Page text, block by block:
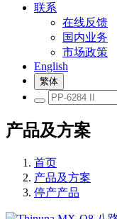
联系
在线反馈
国内业务
市场政策
English
繁体
产品及方案
首页
产品及方案
停产产品